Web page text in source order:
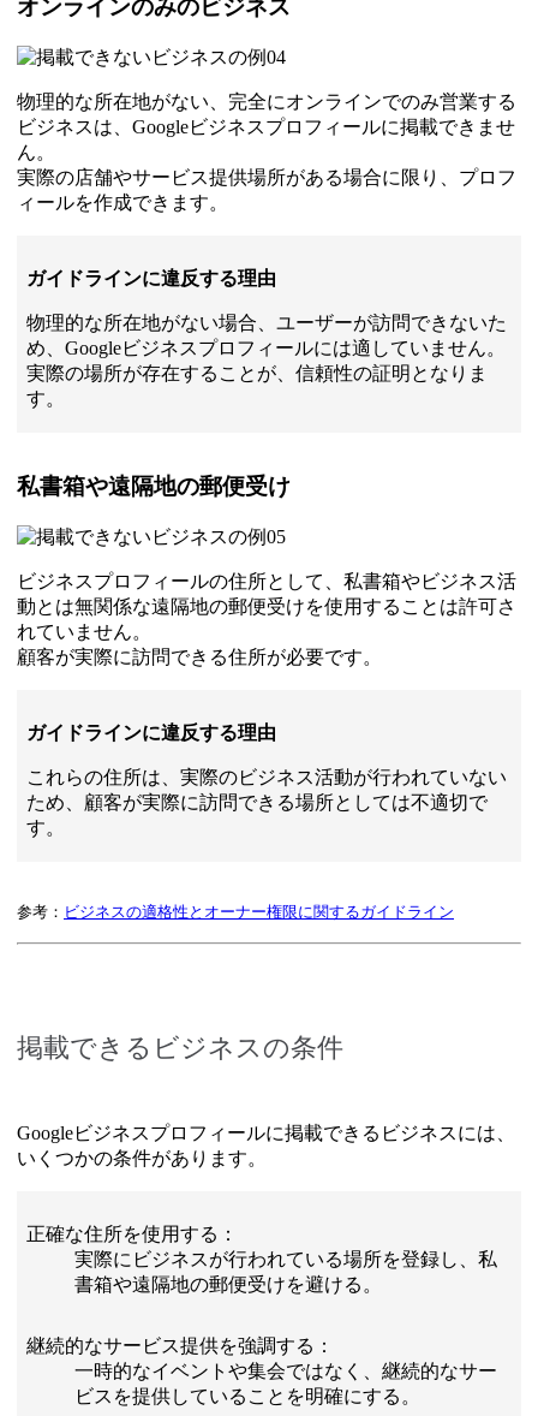
オンラインのみのビジネス
物理的な所在地がない、完全にオンラインでのみ営業する
ビジネスは、Googleビジネスプロフィールに掲載できませ
ん。
実際の店舗やサービス提供場所がある場合に限り、プロフ
ィールを作成できます。
ガイドラインに違反する理由
物理的な所在地がない場合、ユーザーが訪問できないた
め、Googleビジネスプロフィールには適していません。
実際の場所が存在することが、信頼性の証明となりま
す。
私書箱や遠隔地の郵便受け
ビジネスプロフィールの住所として、私書箱やビジネス活
動とは無関係な遠隔地の郵便受けを使用することは許可さ
れていません。
顧客が実際に訪問できる住所が必要です。
ガイドラインに違反する理由
これらの住所は、実際のビジネス活動が行われていない
ため、顧客が実際に訪問できる場所としては不適切で
す。
参考： ビジネスの適格性とオーナー権限に関するガイドライン
掲載できるビジネスの条件
Googleビジネスプロフィールに掲載できるビジネスには、
いくつかの条件があります。
正確な住所を使用する：
実際にビジネスが行われている場所を登録し、私
書箱や遠隔地の郵便受けを避ける。
継続的なサービス提供を強調する：
一時的なイベントや集会ではなく、継続的なサー
ビスを提供していることを明確にする。